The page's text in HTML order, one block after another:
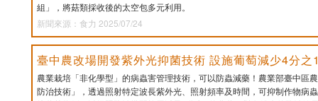
組」，將菇類採收後的太空包多元利用。
新聞來源：食力 2025/07/24
臺中農改場開發紫外光抑菌技術 設施葡萄減少4分之
農業栽培「非化學型」的病蟲害管理技術，可以防蟲減藥！農業部臺中區
防治技術」，透過照射特定波長紫外光、照射頻率及時間，可抑制作物病